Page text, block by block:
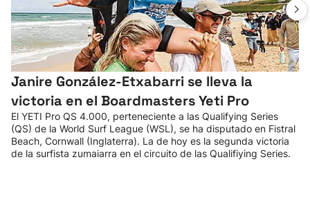
Janire González-Etxabarri se lleva la
victoria en el Boardmasters Yeti Pro
El YETI Pro QS 4.000, perteneciente a las Qualifying Series
(QS) de la World Surf League (WSL), se ha disputado en Fistral
Beach, Cornwall (Inglaterra). La de hoy es la segunda victoria
de la surfista zumaiarra en el circuito de las Qualifiying Series.